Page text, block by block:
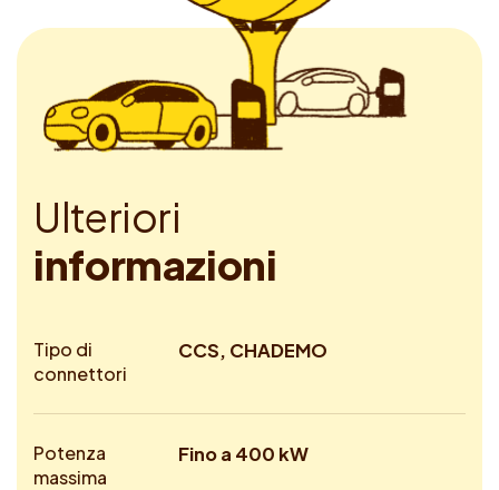
Ulteriori
informazioni
Tipo di
connettori
CCS, CHADEMO
Potenza
massima
Fino a 400 kW